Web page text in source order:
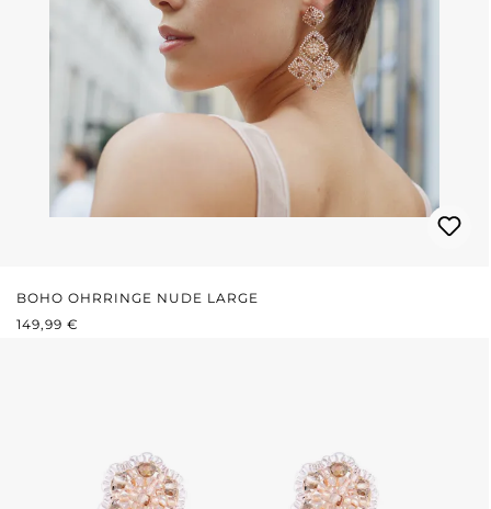
BOHO OHRRINGE NUDE LARGE
REGULÄRER PREIS:
149,99 €